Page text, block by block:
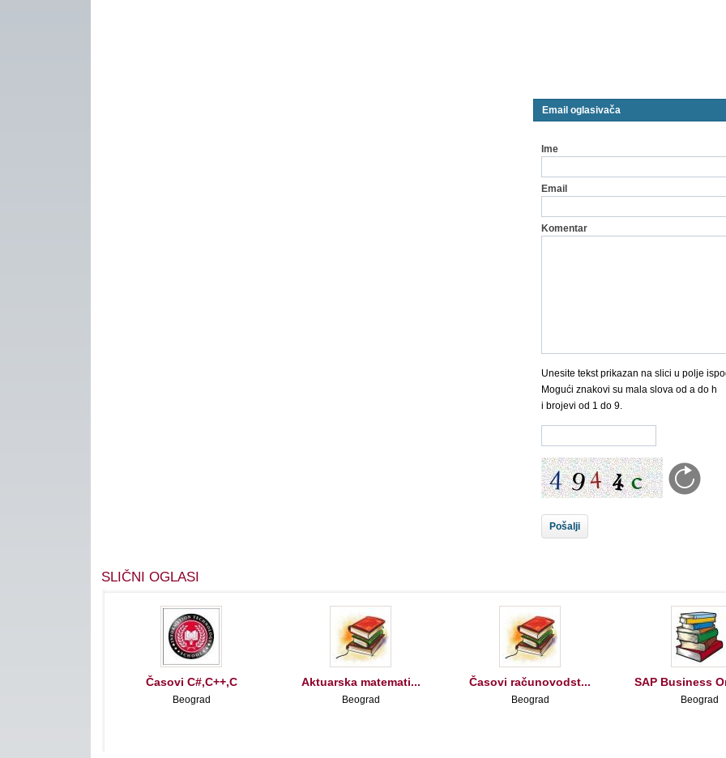
Email oglasivača
Ime
Email
Komentar
Unesite tekst prikazan na slici u polje
Mogući znakovi su mala slova od a do h
i brojevi od 1 do 9.
SLIČNI OGLASI
Časovi C#,C++,C
Beograd
Aktuarska matemati...
Beograd
Časovi računovodst...
Beograd
SAP Business
Beograd